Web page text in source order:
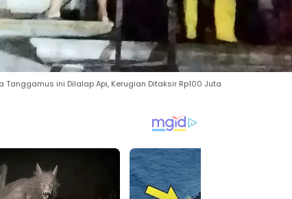
Tanggamus ini Dilalap Api, Kerugian Ditaksir Rp100 Juta